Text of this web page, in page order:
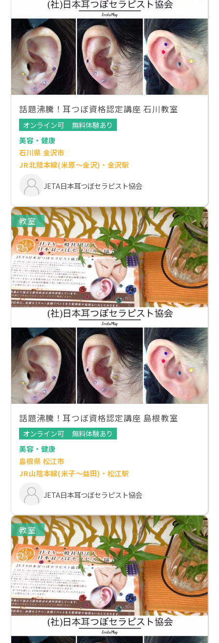
話題沸騰！耳つぼ資格認定講座 石川教室
オンライン可
無料体験あり
美容・健康
石川県 金沢市
JR北陸本線(米原～金沢)・金沢駅
JETA日本耳つぼセラピスト協会
教室
話題沸騰！耳つぼ資格認定講座 島根教室
オンライン可
無料体験あり
美容・健康
島根県 松江市
JR山陰本線(米子～益田)・松江駅
JETA日本耳つぼセラピスト協会
教室